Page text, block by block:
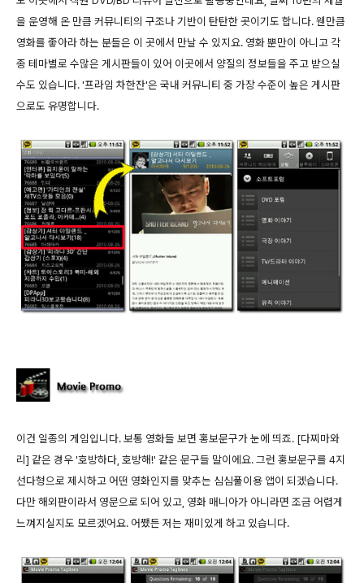
을 운영해 온 만큼 커뮤니티의 구조나 기반이 탄탄한 곳이기도 합니다. 웬만큼
영화를 좋아라 하는 분들은 이 곳에서 만날 수 있지요. 영화 뿐만이 아니고 각
종 테마별로 수많은 게시판들이 있어 이곳에서 양질의 정보들을 주고 받으실
수도 있습니다. '프라임 차한잔'은 국내 커뮤니티 중 가장 수준이 높은 게시판
으로도 유명합니다.
이건 일종의 게임입니다. 보통 영화들 보면 홍보문구가 눈에 띄죠. [다찌마와
리] 같은 경우 '호방하다, 호방해!' 같은 문구들 말이에요. 그런 홍보문구를 4지
선다형으로 제시하고 어떤 영화인지를 맞추는 심심풀이용 앱이 되겠습니다.
다만 해외판이라서 영문으로 되어 있고, 영화 매니아가 아니라면 조금 어렵게
느껴지실지도 모르겠어요. 어쨌든 저는 재미있게 하고 있습니다.